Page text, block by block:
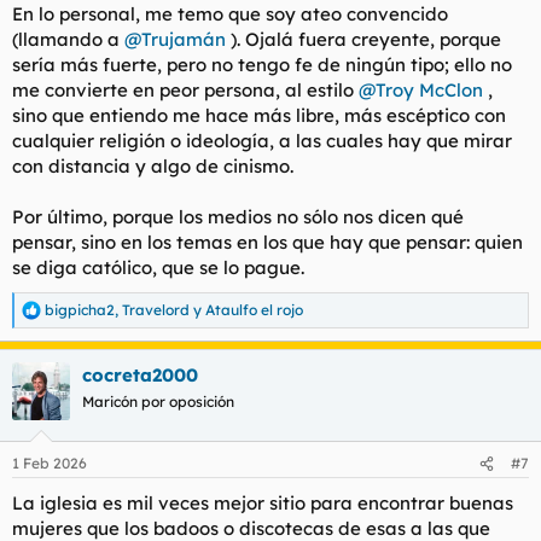
panchitos.
Yo me plantearía volver si se lían a predicar una nueva
Inquisición, o empezar a guerrear contra los moros que nos
invaden. Necesitan un giro emocionante para volver a
ilusionarnos.
Os pone eso de pasar a cuchillo al moro infiel?
En lo personal, me temo que soy ateo convencido
(llamando a @Trujamán ). Ojalá fuera creyente, porque
sería más fuerte, pero no tengo fe de ningún tipo; ello no
me convierte en peor persona, al estilo @Troy McClon ,
sino que entiendo me hace más libre, más escéptico con
cualquier religión o ideología, a las cuales hay que mirar
con distancia y algo de cinismo.
Por último, porque los medios no sólo nos dicen qué
pensar, sino en los temas en los que hay que pensar: quien
se diga católico, que se lo pague.
R
e
a
c
c
i
e
:
bigpicha2, Travelord y Ataulfo el rojo
cocreta2000
Maricón por oposición
1 Feb 2026 #7
La iglesia es mil veces mejor sitio para encontrar buenas
mujeres que los badoos o discotecas de esas a las que